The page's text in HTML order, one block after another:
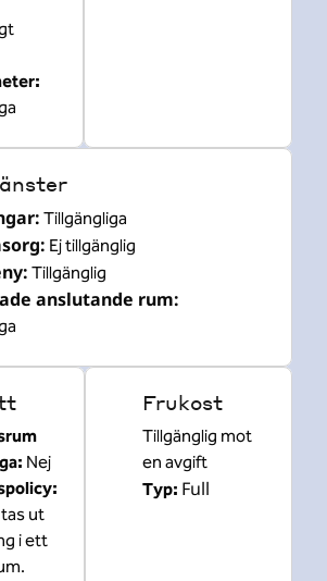
:
: Tillgängliga
: Ej tillgänglig
: Tillgänglig
anslutande rum:
Nej
ut
i ett
Frukost
Tillgänglig mot
en avgift
Typ: Full